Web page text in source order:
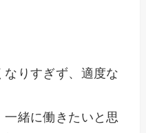
りすぎず、適度な
緒に働きたいと思